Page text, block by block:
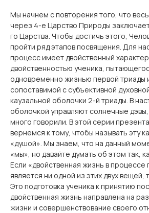
Мы начнем с повторения того, что
через 4-е Царство Природы
го Царства. Чтобы достичь этого,
пройти ряд этапов посвящения. Для
процесс имеет двойственный
двойственностью ученика,
одновременно жизнью первой триады
сопоставимой с субъективной
каузальной оболочки 2-й триады. В
оболочкой управляют солнечные
много говорили. В этой серии
вернемся к тому, чтобы называть эту
«душой». Мы знаем, что на данный
«мы», но давайте думать об этом так,
Если «двойственная жизнь в
является ни одной из этих двух вещей,
Это подготовка ученика к принятию
двойственная жизнь направлена ​​на
жизни и совершенствование своего